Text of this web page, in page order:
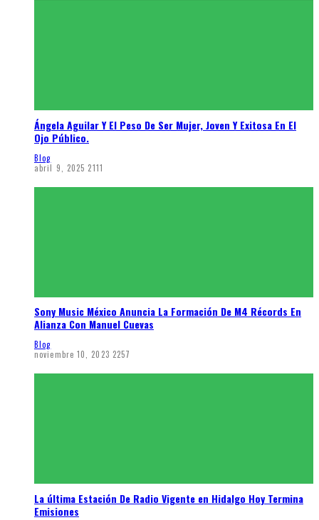
Ángela Aguilar Y El Peso De Ser Mujer, Joven Y Exitosa En El
Ojo Público.
Blog
abril 9, 2025 2111
Sony Music México Anuncia La Formación De M4 Récords En
Alianza Con Manuel Cuevas
Blog
noviembre 10, 2023 2257
La última Estación De Radio Vigente en Hidalgo Hoy Termina
Emisiones